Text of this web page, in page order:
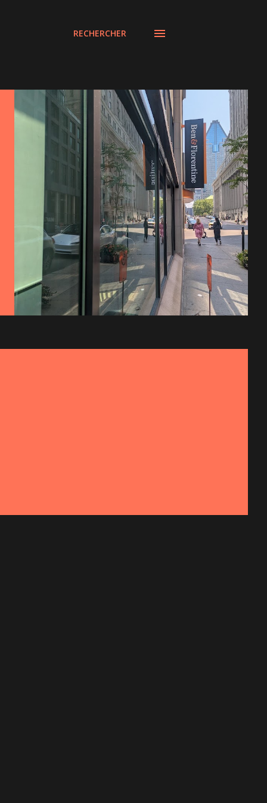
RECHERCHER